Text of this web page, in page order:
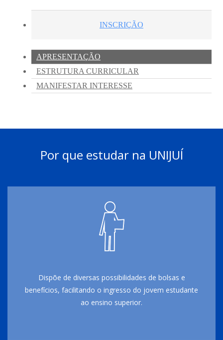
Por que estudar na UNIJUÍ
Dispõe de diversas possibilidades de bolsas e
benefícios, facilitando o ingresso do jovem estudante
ao ensino superior.